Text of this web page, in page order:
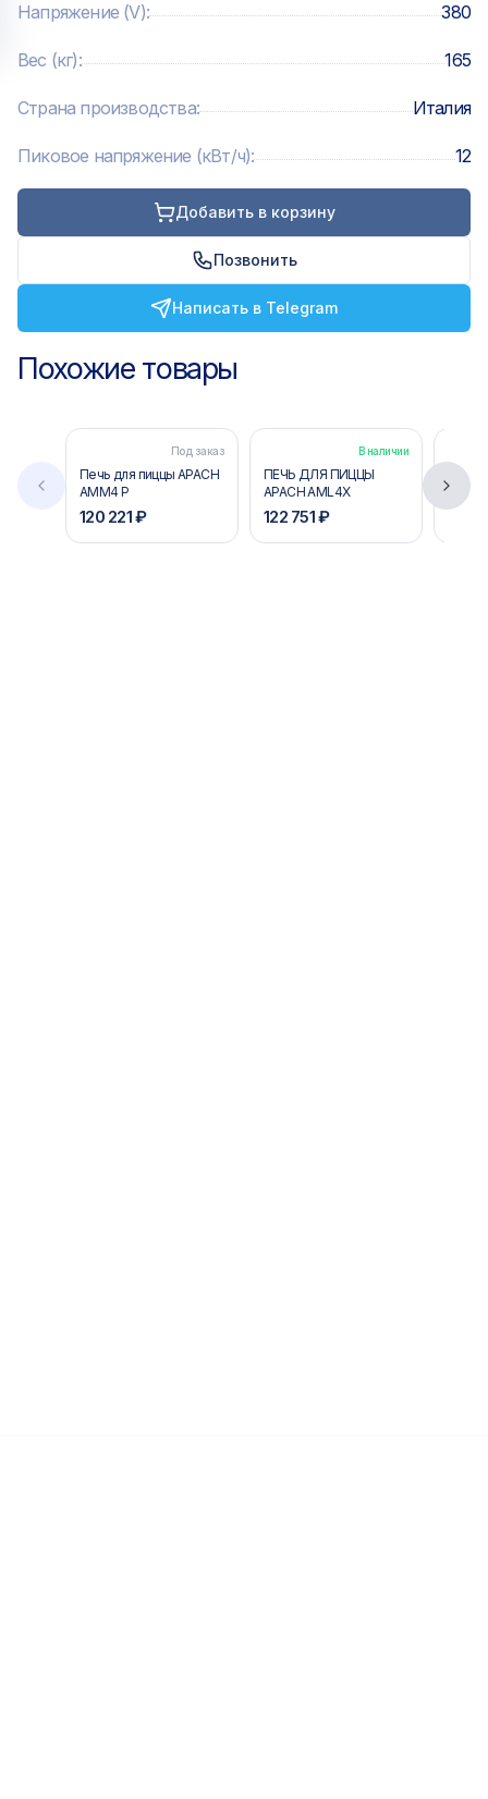
Напряжение (V): 380
Вес (кг): 165
Страна производства: Италия
Пиковое напряжение (кВт/ч): 12
Добавить в корзину
Позвонить
Написать в Telegram
Похожие товары
Под заказ
Печь для пиццы APACH
AMM4 P
120 221 ₽
В наличии
ПЕЧЬ ДЛЯ ПИЦЦЫ
APACH AML4X
122 751 ₽ 330